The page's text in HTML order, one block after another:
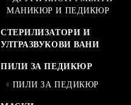
МАНИКЮР И ПЕДИКЮР
СТЕРИЛИЗАТОРИ И
УЛТРАЗВУКОВИ ВАНИ
ПИЛИ ЗА ПЕДИКЮР
ПИЛИ ЗА ПЕДИКЮР